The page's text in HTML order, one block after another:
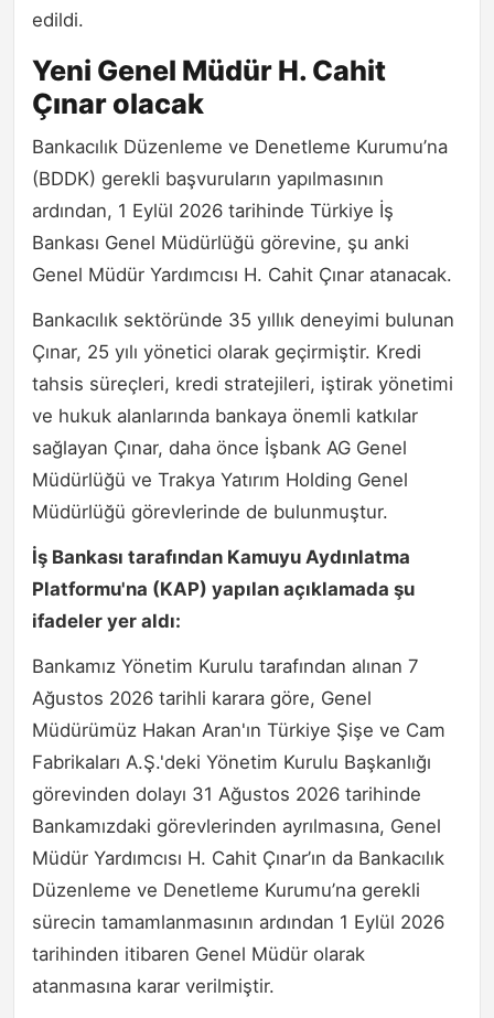
edildi.
Yeni Genel Müdür H. Cahit
Çınar olacak
Bankacılık Düzenleme ve Denetleme Kurumu’na
(BDDK) gerekli başvuruların yapılmasının
ardından, 1 Eylül 2026 tarihinde Türkiye İş
Bankası Genel Müdürlüğü görevine, şu anki
Genel Müdür Yardımcısı H. Cahit Çınar atanacak.
Bankacılık sektöründe 35 yıllık deneyimi bulunan
Çınar, 25 yılı yönetici olarak geçirmiştir. Kredi
tahsis süreçleri, kredi stratejileri, iştirak yönetimi
ve hukuk alanlarında bankaya önemli katkılar
sağlayan Çınar, daha önce İşbank AG Genel
Müdürlüğü ve Trakya Yatırım Holding Genel
Müdürlüğü görevlerinde de bulunmuştur.
İş Bankası tarafından Kamuyu Aydınlatma
Platformu'na (KAP) yapılan açıklamada şu
ifadeler yer aldı:
Bankamız Yönetim Kurulu tarafından alınan 7
Ağustos 2026 tarihli karara göre, Genel
Müdürümüz Hakan Aran'ın Türkiye Şişe ve Cam
Fabrikaları A.Ş.'deki Yönetim Kurulu Başkanlığı
görevinden dolayı 31 Ağustos 2026 tarihinde
Bankamızdaki görevlerinden ayrılmasına, Genel
Müdür Yardımcısı H. Cahit Çınar’ın da Bankacılık
Düzenleme ve Denetleme Kurumu’na gerekli
sürecin tamamlanmasının ardından 1 Eylül 2026
tarihinden itibaren Genel Müdür olarak
atanmasına karar verilmiştir.